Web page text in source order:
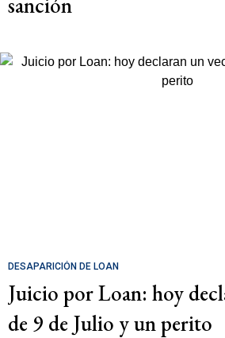
DESAPARICIÓN DE LOAN
Juicio por Loan: hoy
de 9 de Julio y un perito